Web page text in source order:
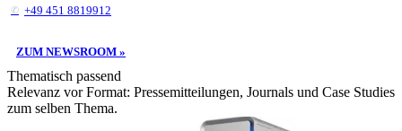
+49 451 8819912
ZUM NEWSROOM »
Thematisch passend
Relevanz vor Format: Pressemitteilungen, Journals und Case Studies
zum selben Thema.